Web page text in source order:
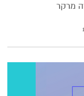
מרקר